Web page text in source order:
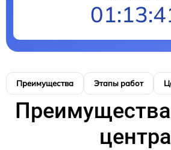
Преимущества Этапы работ
центра